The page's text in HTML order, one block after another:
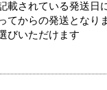
されている発送日
からの発送となり
びいただけます